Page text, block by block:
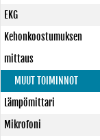
EKG
Kehonkoostumuksen
mittaus
MUUT TOIMINNOT
Lämpömittari
Mikrofoni